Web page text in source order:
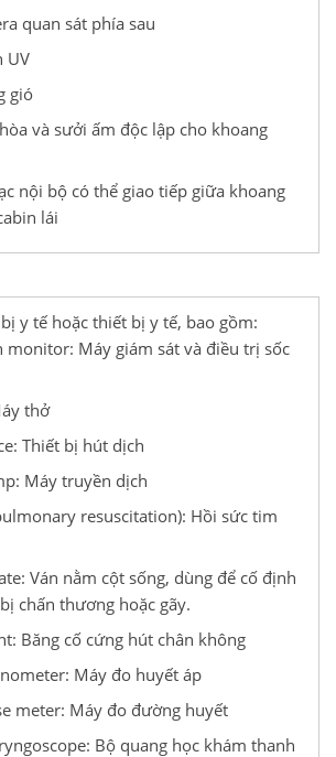
quan sát phía sau
UV
gió
và sưởi ấm độc lập cho khoang
nội bộ có thể giao tiếp giữa khoang
lái
y tế hoặc thiết bị y tế, bao gồm:
monitor: Máy giám sát và điều trị sốc
thở
Thiết bị hút dịch
Máy truyền dịch
resuscitation): Hồi sức tim
Ván nằm cột sống, dùng để cố định
chấn thương hoặc gãy.
Băng cố cứng hút chân không
Máy đo huyết áp
meter: Máy đo đường huyết
Bộ quang học khám thanh